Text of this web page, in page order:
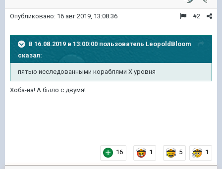
#2
Опубликовано: 16 авг 2019, 13:08:36
В 16.08.2019 в 13:00:00 пользователь LeopoldBloom
сказал:
пятью исследованными кораблями X уровня
Хоба-на! А было с двумя!
16 1 5 1